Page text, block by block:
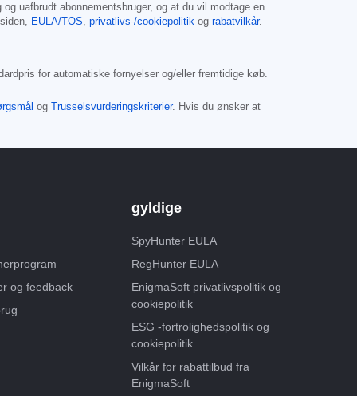
uafbrudt abonnementsbruger, og at du vil modtage en
EULA/TOS privatlivs-/cookiepolitik og rabatvilkår.
for automatiske fornyelser og/eller fremtidige køb.
og Trusselsvurderingskriterier. Hvis du ønsker at
og feedback
gyldige
SpyHunter EULA
RegHunter EULA
EnigmaSoft privatlivspolitik og
cookiepolitik
ESG -fortrolighedspolitik og
cookiepolitik
Vilkår for rabattilbud fra
EnigmaSoft